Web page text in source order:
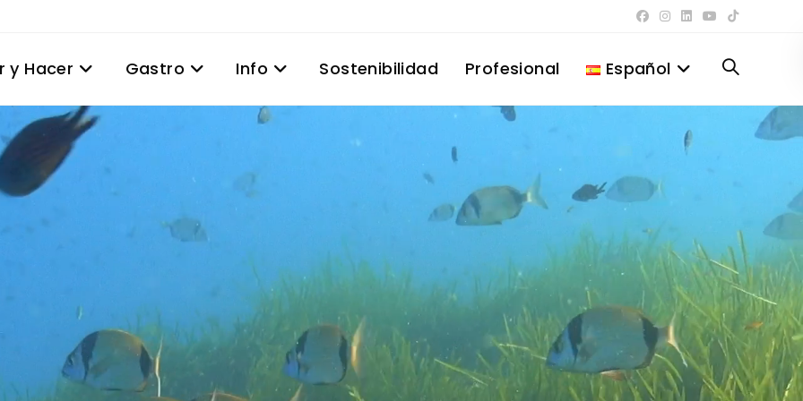
y Hacer Gastro Info Sostenibilidad Profesional Español Alternar
búsqueda
la
web